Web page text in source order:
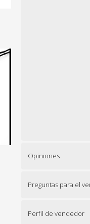
Opiniones
Preguntas para el
Perfil de vendedor